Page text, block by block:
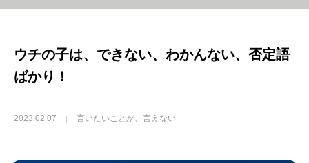
ウチの子は、できない、わかんない、否定語
ばかり！
2023.02.07 言いたいことが、言えない